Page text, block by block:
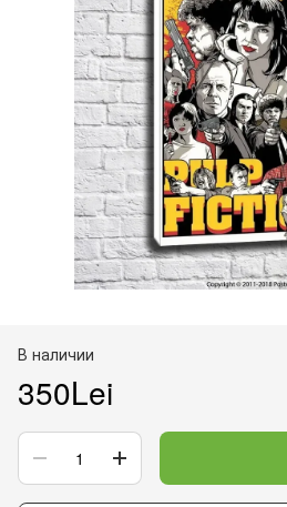
В наличии
350Lei